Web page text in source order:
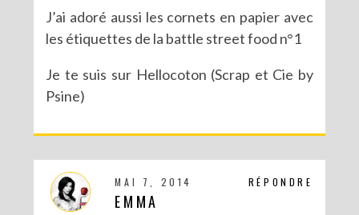
J’ai adoré aussi les cornets en papier avec
les étiquettes de la battle street food n°1
Je te suis sur Hellocoton (Scrap et Cie by
Psine)
RÉPONDRE
MAI 7, 2014
EMMA